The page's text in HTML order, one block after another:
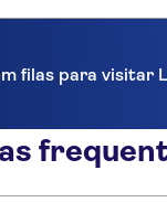
filas para visitar